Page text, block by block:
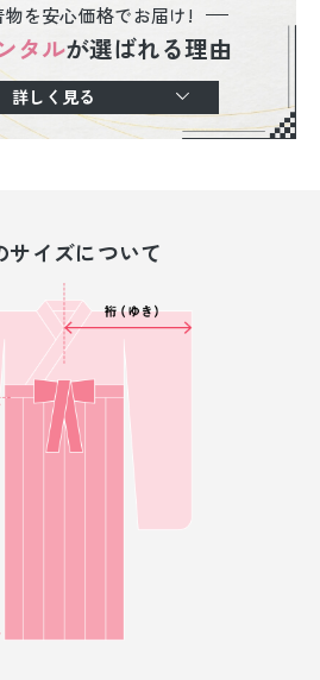
を安心価格でお届け!
タルが選ばれる理由
詳しく見る
サイズについて